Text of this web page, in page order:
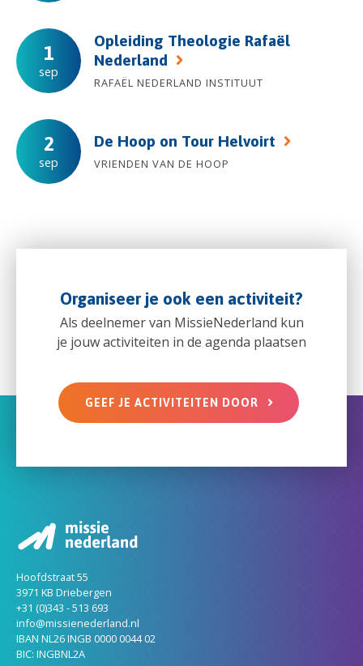
1
sep
Opleiding Theologie Rafaël
Nederland
RAFAËL NEDERLAND INSTITUUT
2
sep
De Hoop on Tour Helvoirt
VRIENDEN VAN DE HOOP
Organiseer je ook een activiteit?
Als deelnemer van MissieNederland kun
je jouw activiteiten in de agenda plaatsen
GEEF JE ACTIVITEITEN DOOR
Hoofdstraat 55
3971 KB Driebergen
+31 (0)343 - 513 693
info@missienederland.nl
IBAN NL26 INGB 0000 0044 02
BIC: INGBNL2A